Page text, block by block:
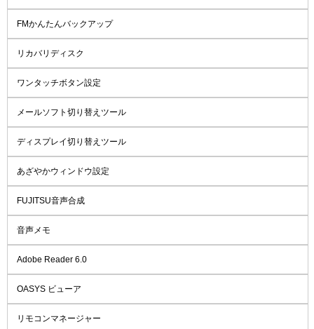
FMかんたんバックアップ
リカバリディスク
ワンタッチボタン設定
メールソフト切り替えツール
ディスプレイ切り替えツール
あざやかウィンドウ設定
FUJITSU音声合成
音声メモ
Adobe Reader 6.0
OASYS ビューア
リモコンマネージャー